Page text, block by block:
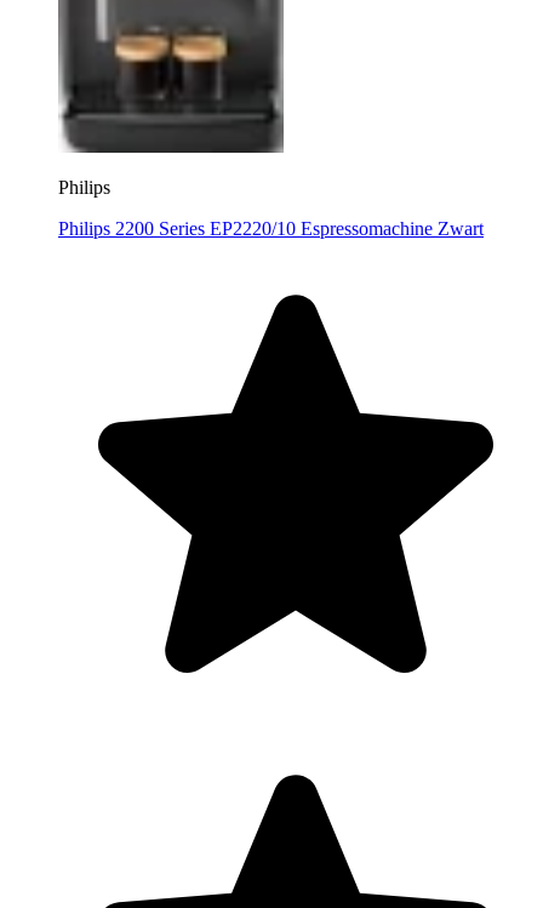
Philips
Philips 2200 Series EP2220/10 Espressomachine Zwart